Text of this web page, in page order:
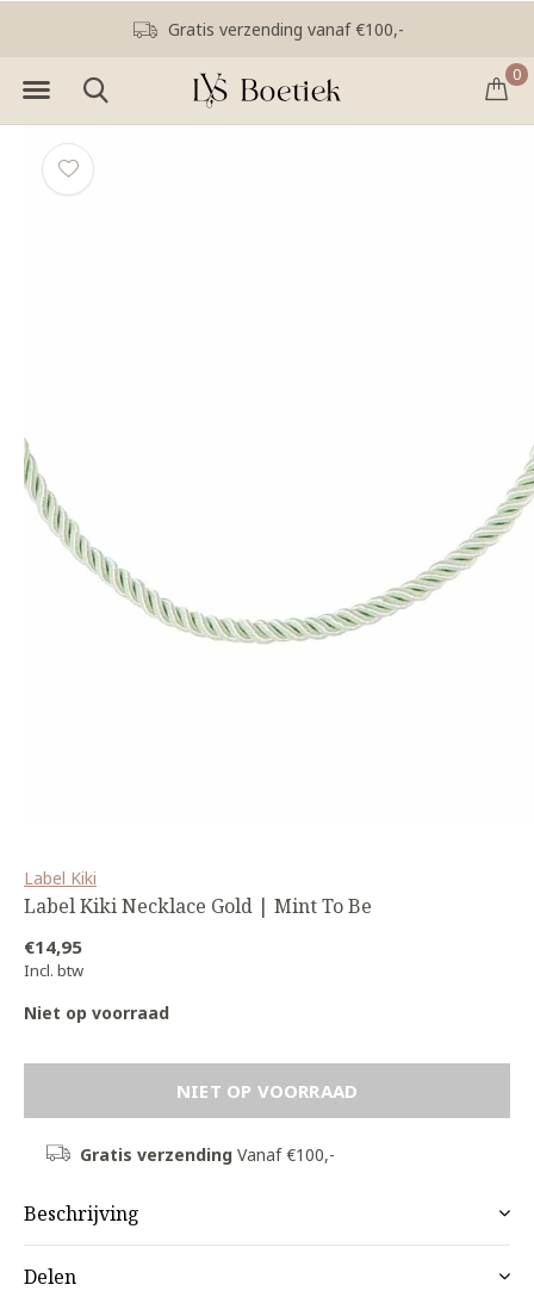
0
Gratis verzending vanaf €100,-
Label Kiki
Label Kiki Necklace Gold | Mint To Be
€14,95
Incl. btw
Niet op voorraad
NIET OP VOORRAAD
Gratis verzendingVanaf €100,-
Beschrijving
Delen